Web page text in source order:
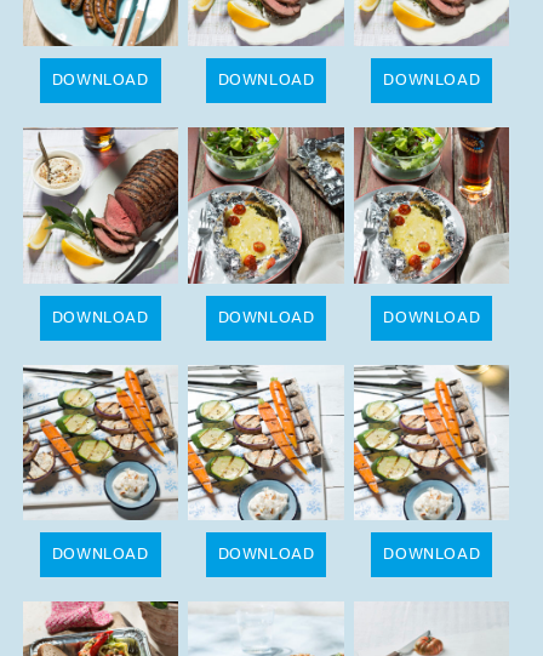
DOWNLOAD DOWNLOAD DOWNLOAD
DOWNLOAD DOWNLOAD DOWNLOAD
DOWNLOAD DOWNLOAD DOWNLOAD